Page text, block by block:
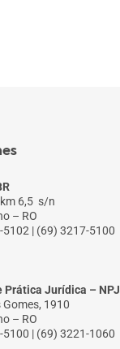
6,5 s/n
– RO
5102 | (69) 3217-5100
Prática Jurídica – NPJ
Gomes, 1910
– RO
5100 | (69) 3221-1060